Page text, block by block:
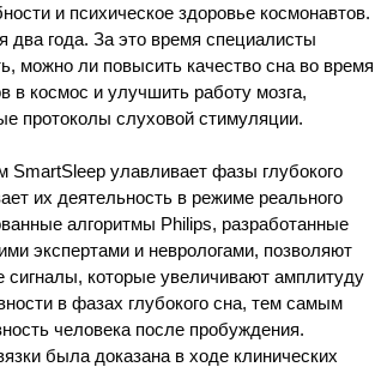
и психическое здоровье космонавтов.
два года. За это время специалисты
можно ли повысить качество сна во время
в космос и улучшить работу мозга,
протоколы слуховой стимуляции.
SmartSleep улавливает фазы глубокого
их деятельность в режиме реального
алгоритмы Philips, разработанные
экспертами и неврологами, позволяют
сигналы, которые увеличивают амплитуду
в фазах глубокого сна, тем самым
человека после пробуждения.
была доказана в ходе клинических